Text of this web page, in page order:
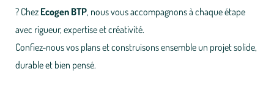
? Chez Ecogen BTP, nous vous accompagnons à chaque étape
avec rigueur, expertise et créativité.
Confiez-nous vos plans et construisons ensemble un projet solide,
durable et bien pensé.